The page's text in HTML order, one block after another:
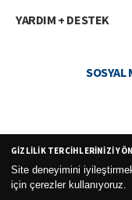
YARDIM + DESTEK
SOSYAL
Curesel
GIZLILIK TERCIHLERINIZI
Site deneyimini
için çerezler kullanıyoruz.